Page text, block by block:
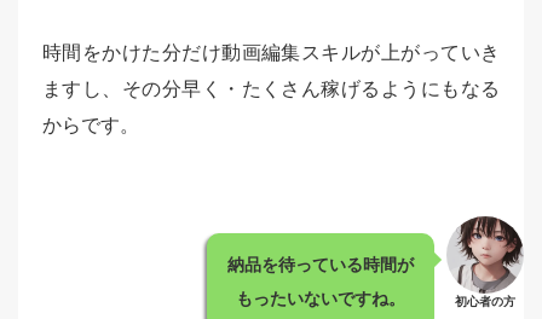
時間をかけた分だけ動画編集スキルが上がっていき
ますし、その分早く・たくさん稼げるようにもなる
からです。
納品を待っている時間が
もったいないですね。
初心者の方